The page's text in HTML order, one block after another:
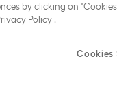
by clicking on "Cookies
Policy.
Cookies